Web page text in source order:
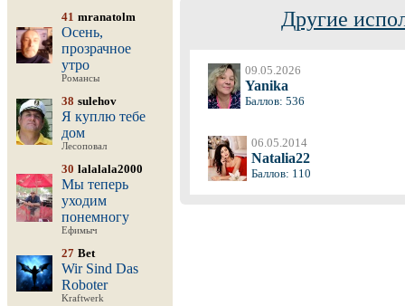
41 mranatolm
Осень,
прозрачное
утро
Романсы
38 sulehov
Я куплю тебе
дом
Лесоповал
30 lalalala2000
Мы теперь
уходим
понемногу
Ефимыч
27 Bet
Wir Sind Das
Roboter
Kraftwerk
Другие
09.05.2026
Yanika
Баллов: 536
06.05.2014
Natalia22
Баллов: 110